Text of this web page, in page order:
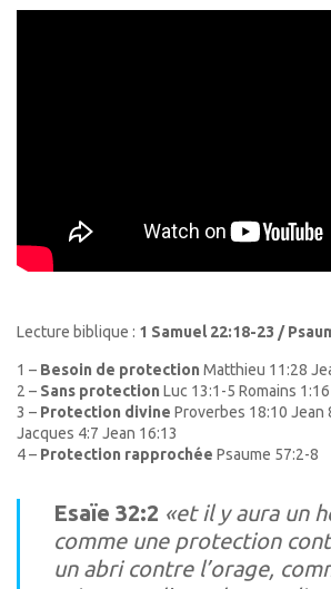
Lecture biblique : 1 Samuel 22:18-23 /
1 – Besoin de protection Matthieu 11:28
2 – Sans protection Luc 13:1-5 Romains 1:16
3 – Protection divine Proverbes 18:10 Jean
Jacques 4:7 Jean 16:13
4 – Protection rapprochée Psaume 57:2-8
Esaïe 32:2 «et il y aura un
comme une protection
un abri contre l’orage,